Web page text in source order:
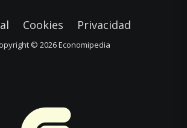
Cookies Privacidad
© 2026Economipedia